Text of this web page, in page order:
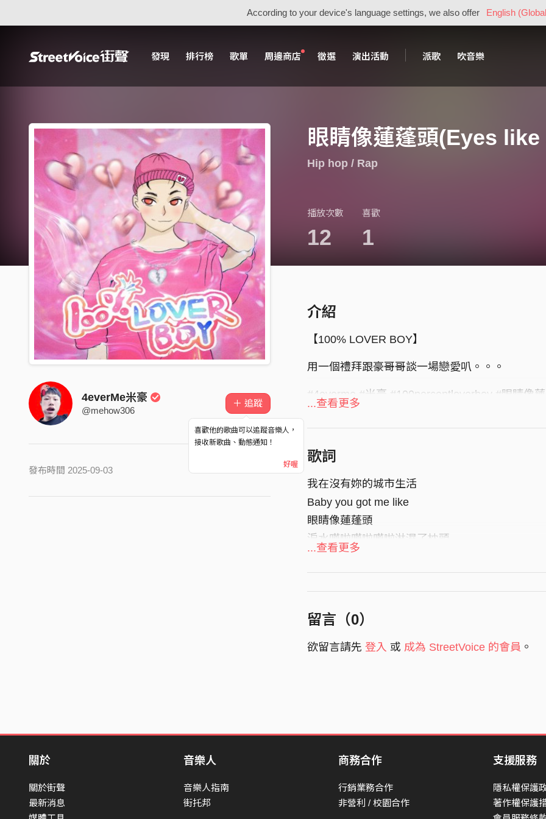
According to your device's language settings, we also offer English
發現 排行榜 歌單 周邊商店 徵選 演出活動 派歌 吹音樂
眼睛像蓮蓬頭(Eyes
Hip hop / Rap
播放次數
12
喜歡
1
4everMe米豪
@mehow306
＋ 追蹤
喜歡他的歌曲可以追蹤音樂人，
接收新歌曲、動態通知！
好喔
發布時間 2025-09-03
介紹
【100% LOVER BOY】
用一個禮拜跟豪哥哥談一場戀愛叭。。。
#4everme #米豪 #100percentloverboy #眼睛像
Spotify：
...查看更多
歌詞
我在沒有妳的城市生活
Baby you got me like
眼睛像蓮蓬頭
淚水嘩啦嘩啦嘩啦淋濕了枕頭
我得重新振作
我在沒有妳的城市生活
Baby you got me like
Oh妳跟我
I don’t know why不知道為什麼
...查看更多
留言（0）
欲留言請先 登入 或 成為 StreetVoice 的會員 。
關於
關於街聲
最新消息
音樂人
音樂人指南
街托邦
商務合作
行銷業務合作
非營利 / 校園合作
支援服務
隱私權保護
著作權保護